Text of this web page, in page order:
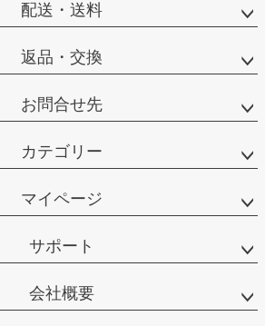
配送・送料
返品・交換
お問合せ先
カテゴリー
マイページ
サポート
会社概要